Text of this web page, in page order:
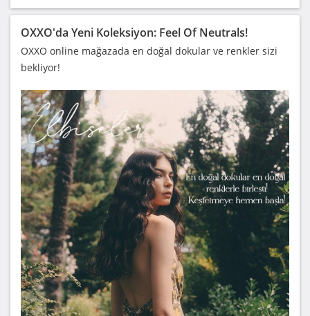
OXXO'da Yeni Koleksiyon: Feel Of Neutrals!
OXXO online mağazada en doğal dokular ve renkler sizi
bekliyor!